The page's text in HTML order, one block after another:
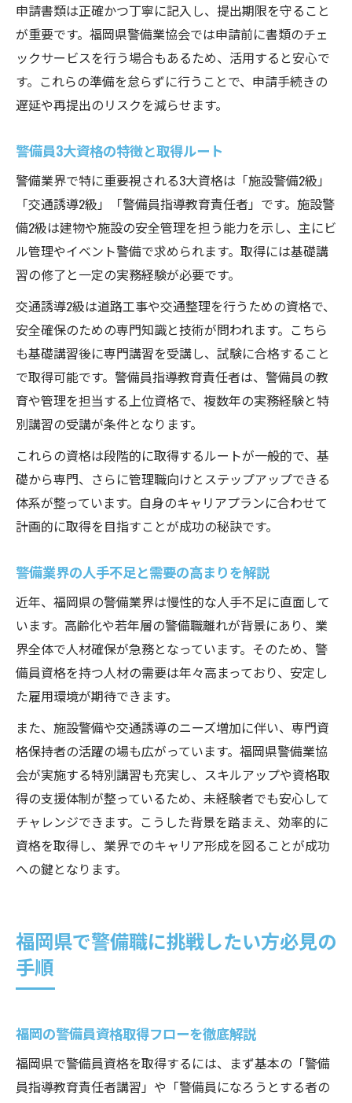
申請書類は正確かつ丁寧に記入し、提出期限を守ること
が重要です。福岡県警備業協会では申請前に書類のチェ
ックサービスを行う場合もあるため、活用すると安心で
す。これらの準備を怠らずに行うことで、申請手続きの
遅延や再提出のリスクを減らせます。
警備員3大資格の特徴と取得ルート
警備業界で特に重要視される3大資格は「施設警備2級」
「交通誘導2級」「警備員指導教育責任者」です。施設警
備2級は建物や施設の安全管理を担う能力を示し、主にビ
ル管理やイベント警備で求められます。取得には基礎講
習の修了と一定の実務経験が必要です。
交通誘導2級は道路工事や交通整理を行うための資格で、
安全確保のための専門知識と技術が問われます。こちら
も基礎講習後に専門講習を受講し、試験に合格すること
で取得可能です。警備員指導教育責任者は、警備員の教
育や管理を担当する上位資格で、複数年の実務経験と特
別講習の受講が条件となります。
これらの資格は段階的に取得するルートが一般的で、基
礎から専門、さらに管理職向けとステップアップできる
体系が整っています。自身のキャリアプランに合わせて
計画的に取得を目指すことが成功の秘訣です。
警備業界の人手不足と需要の高まりを解説
近年、福岡県の警備業界は慢性的な人手不足に直面して
います。高齢化や若年層の警備職離れが背景にあり、業
界全体で人材確保が急務となっています。そのため、警
備員資格を持つ人材の需要は年々高まっており、安定し
た雇用環境が期待できます。
また、施設警備や交通誘導のニーズ増加に伴い、専門資
格保持者の活躍の場も広がっています。福岡県警備業協
会が実施する特別講習も充実し、スキルアップや資格取
得の支援体制が整っているため、未経験者でも安心して
チャレンジできます。こうした背景を踏まえ、効率的に
資格を取得し、業界でのキャリア形成を図ることが成功
への鍵となります。
福岡県で警備職に挑戦したい方必見の
手順
福岡の警備員資格取得フローを徹底解説
福岡県で警備員資格を取得するには、まず基本の「警備
員指導教育責任者講習」や「警備員になろうとする者の